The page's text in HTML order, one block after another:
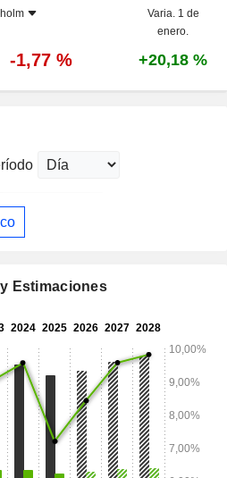
Varia. 1 de
enero.
-1,77 % +20,18 %
Estimaciones